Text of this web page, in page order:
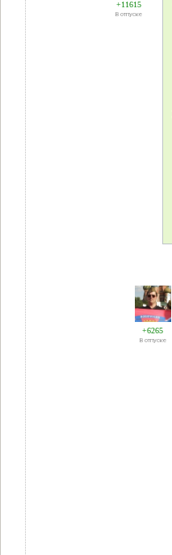
+11615
В отпуске
+6265
В отпуске